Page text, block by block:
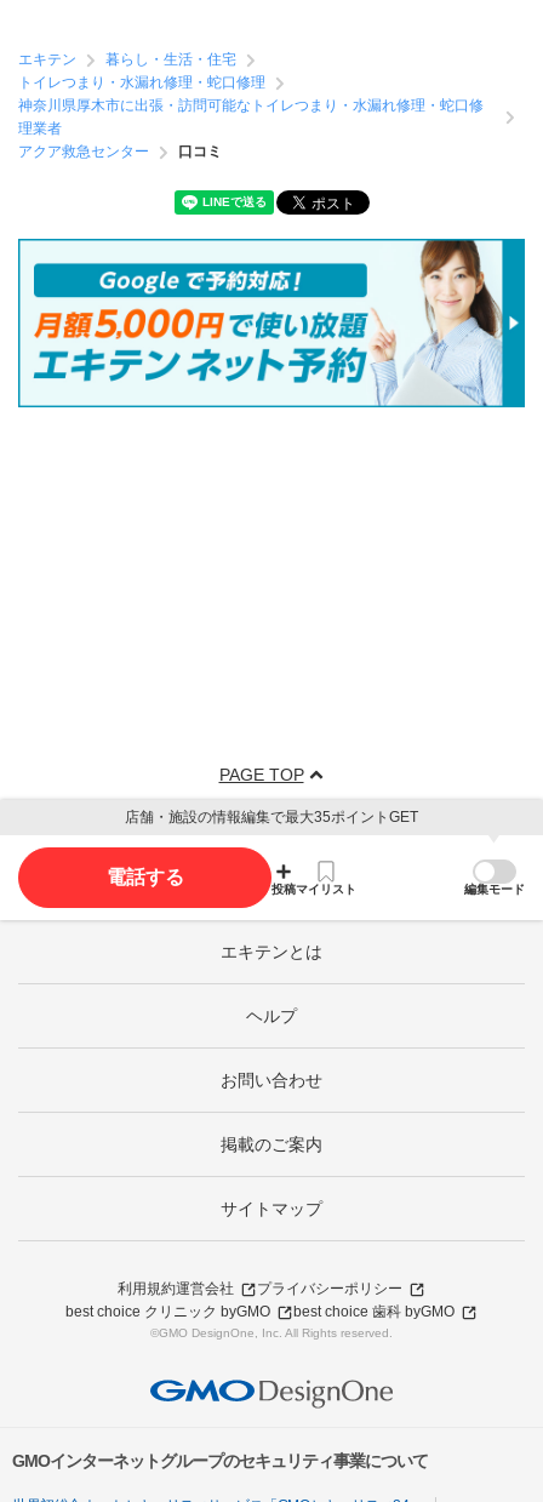
エキテン
暮らし・生活・住宅
トイレつまり・水漏れ修理・蛇口修理
神奈川県厚木市に出張・訪問可能なトイレつまり・水漏れ修理・蛇口修
理業者
アクア救急センター
口コミ
PAGE TOP
店舗・施設の情報編集で最大35ポイントGET
電話する
投稿マイリスト 編集モード
エキテンとは
ヘルプ
お問い合わせ
掲載のご案内
サイトマップ
利用規約運営会社
プライバシーポリシー
best choice クリニック byGMO
best choice 歯科 byGMO
©GMO DesignOne, Inc. All Rights reserved.
GMOインターネットグループのセキュリティ事業について